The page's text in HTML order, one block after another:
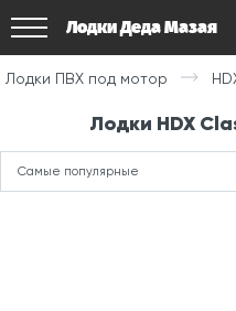
Лодки Деда Мазая
Лодки ПВХ под мотор
Лодки HDX
Самые популярные